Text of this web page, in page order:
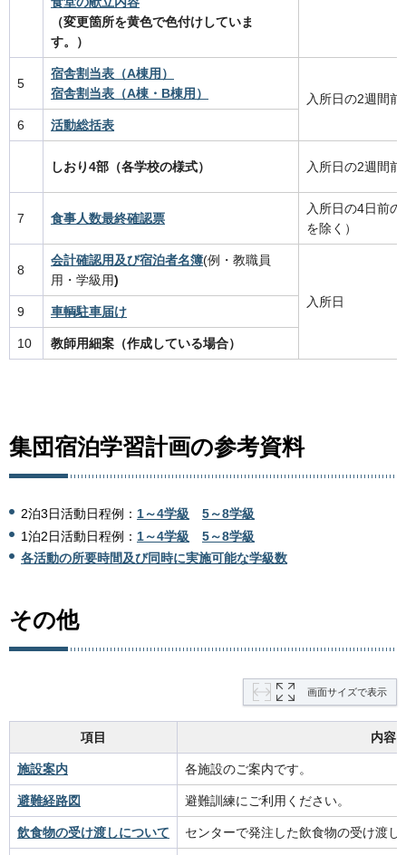
（変更箇所を黄色で色付けしていま
す。）
5
宿舎割当表（A棟用）
宿舎割当表（A棟・B棟用）
入所日の2週間
6
活動総括表
しおり4部（各学校の様式） 入所日の2週間
7 食事人数最終確認票
入所日の4日前
を除く）
8
会計確認用及び宿泊者名簿(例・教職員
用・学級用)
入所日
9 車輌駐車届け
10 教師用細案（作成している場合）
集団宿泊学習計画の参考資料
2泊3日活動日程例： 1～4学級
5～8学級
1泊2日活動日程例： 1～4学級
5～8学級
各活動の所要時間及び同時に実施可能な学級数
その他
画面サイズで表示
項目 内容
施設案内 各施設のご案内です。
避難経路図 避難訓練にご利用ください。
飲食物の受け渡しについて センターで発注した飲食物の受け渡